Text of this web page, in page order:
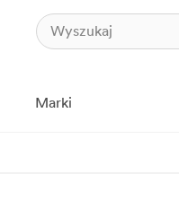
Marki